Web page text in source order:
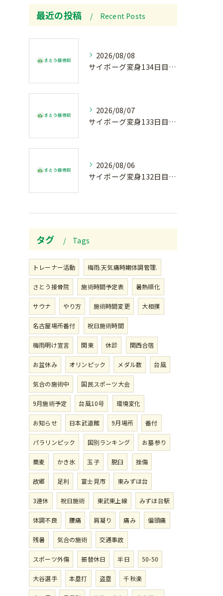
最近の投稿 Recent Posts
2026/08/08
サイボーグ変身134日目.ゾロ目.お盆休み.甲子園.佐野日大.麦倉監督37年振り白星.柔道インターハイ.2歳ダリア賞.GⅢ.エルムS. GⅢ.レパードS. GⅢ.CBC賞.応援印…土曜の朝〜
2026/08/07
サイボーグ変身133日目.広島.原爆.81年.インターハイ初日.金曜の朝〜
2026/08/06
サイボーグ変身132日目.お知らせ.和歌山.インターハイ.柔道開幕…木曜の朝〜
タグ Tags
トレーナー活動 梅雨.天気痛時期体調管理.
さとう接骨院 施術時間予定表 暑熱順化
サウナ やり方 施術時間変更 大相撲
名古屋場所番付 祝日施術時間
梅雨明け宣言 関東 休診 関西合宿
お盆休み オリンピック メダル数 台風
気合の施術中 国民スポーツ大会
9月施術予定 台風10号 環境変化
お知らせ 日本武道館 9月場所 番付
パラリンピック 国別ランキング お墓参り
蕎麦 かき氷 玉子 脱臼 挫傷
故郷 足利 富士見市 東みずほ台
3連休 祝日施術 東武東上線 みずほ台駅
体調不良 腰痛 肩凝り 痛み 偏頭痛
残暑 気合の施術 交通事故
スポーツ外傷 振替休日 半日 50-50
大谷選手 本塁打 盗塁 千秋楽